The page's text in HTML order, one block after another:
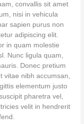
convallis sit amet
nisi in vehicula
sapien purus non
adipiscing elit.
in quam molestie
Nunc ligula quam,
Donec pretium
vitae nibh accumsan,
elementum justo
pharetra vel,
velit in hendrerit